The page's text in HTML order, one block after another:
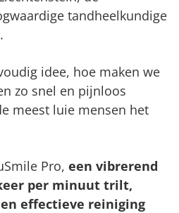
tandheelkundige
idee, hoe maken we
zo snel en pijnloos
meest luie mensen het
Pro, een vibrerend
per minuut trilt,
effectieve reiniging